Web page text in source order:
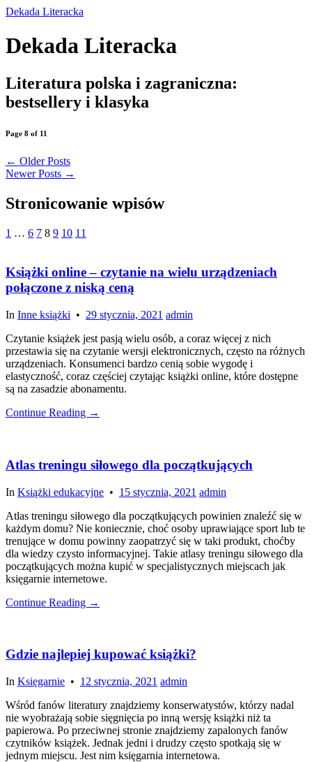
Dekada Literacka
Dekada Literacka
Literatura polska i zagraniczna:
bestsellery i klasyka
Page 8 of 11
← Older Posts
Newer Posts →
Stronicowanie wpisów
1 … 6 7 8 9 10 11
Książki online – czytanie na wielu urządzeniach
połączone z niską ceną
In Inne książki • 29 stycznia, 2021 admin
Czytanie książek jest pasją wielu osób, a coraz więcej z nich
przestawia się na czytanie wersji elektronicznych, często na różnych
urządzeniach. Konsumenci bardzo cenią sobie wygodę i
elastyczność, coraz częściej czytając książki online, które dostępne
są na zasadzie abonamentu.
Continue Reading →
Atlas treningu siłowego dla początkujących
In Książki edukacyjne • 15 stycznia, 2021 admin
Atlas treningu siłowego dla początkujących powinien znaleźć się w
każdym domu? Nie koniecznie, choć osoby uprawiające sport lub te
trenujące w domu powinny zaopatrzyć się w taki produkt, choćby
dla wiedzy czysto informacyjnej. Takie atlasy treningu siłowego dla
początkujących można kupić w specjalistycznych miejscach jak
księgarnie internetowe.
Continue Reading →
Gdzie najlepiej kupować książki?
In Księgarnie • 12 stycznia, 2021 admin
Wśród fanów literatury znajdziemy konserwatystów, którzy nadal
nie wyobrażają sobie sięgnięcia po inną wersję książki niż ta
papierowa. Po przeciwnej stronie znajdziemy zapalonych fanów
czytników książek. Jednak jedni i drudzy często spotkają się w
jednym miejscu. Jest nim księgarnia internetowa.